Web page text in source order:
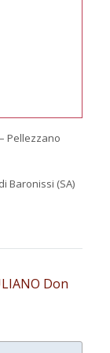
Pellezzano
Baronissi (SA)
Don